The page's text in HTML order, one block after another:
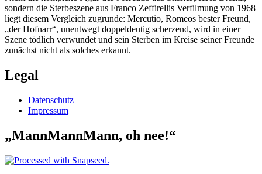
sondern die Sterbeszene aus Franco Zeffirellis Verfilmung von 1968
liegt diesem Vergleich zugrunde: Mercutio, Romeos bester Freund,
„der Hofnarr“, unentwegt doppeldeutig scherzend, wird in einer
Szene tödlich verwundet und sein Sterben im Kreise seiner Freunde
zunächst nicht als solches erkannt.
Legal
Datenschutz
Impressum
„MannMannMann, oh nee!“